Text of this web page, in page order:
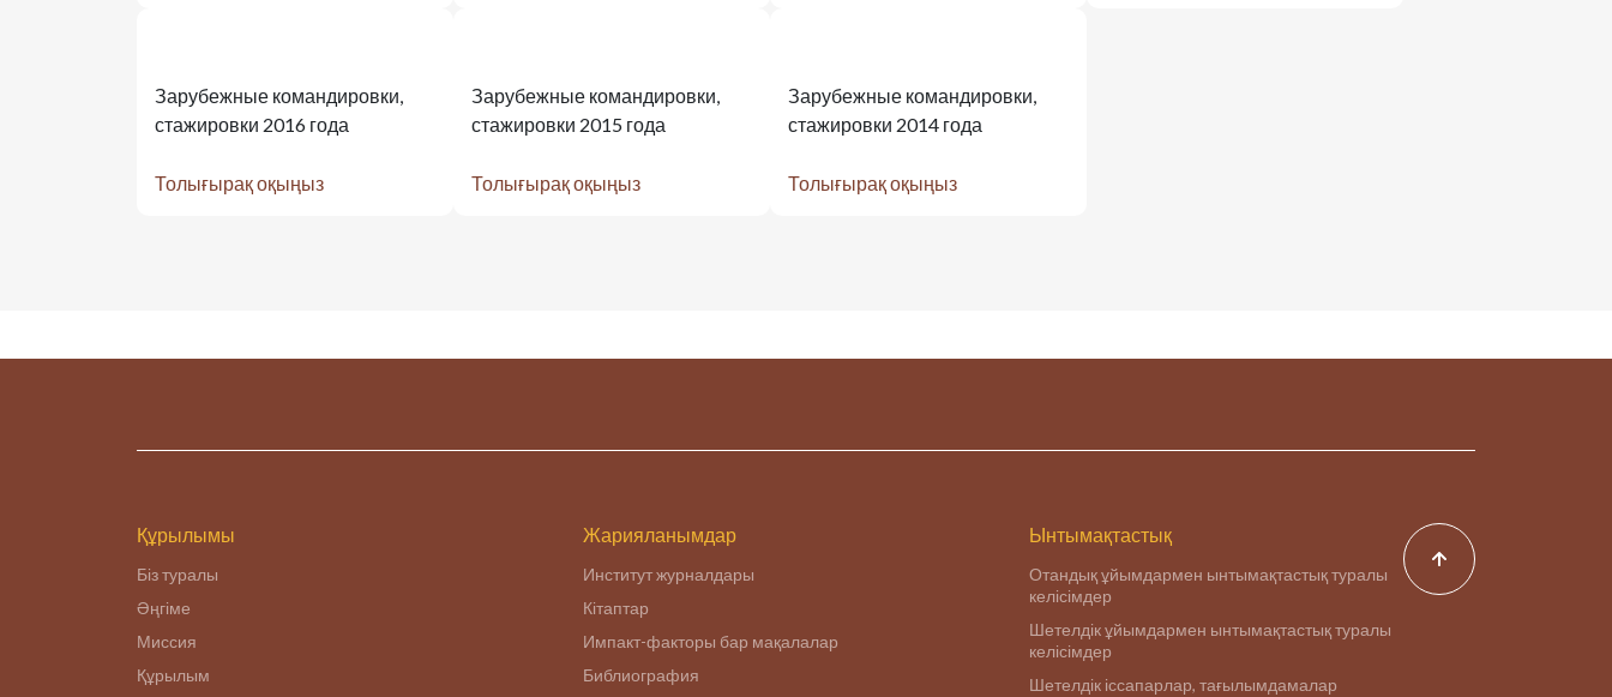
Зарубежные командировки,
стажировки 2016 года
Толығырақ оқыңыз
Зарубежные командировки,
стажировки 2015 года
Толығырақ оқыңыз
Зарубежные командировки,
стажировки 2014 года
Толығырақ оқыңыз
Құрылымы
Біз туралы
Әңгіме
Миссия
Құрылым
Жарияланымдар
Институт журналдары
Кітаптар
Импакт-факторы бар мақалалар
Библиография
Ынтымақтастық
Отандық ұйымдармен ынтымақтастық туралы
келісімдер
Шетелдік ұйымдармен ынтымақтастық туралы
келісімдер
Шетелдік іссапарлар, тағылымдамалар